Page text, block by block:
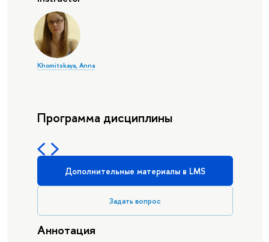
Khomitskaya, Anna
Программа дисциплины
Дополнительные материалы в LMS
Задать вопрос
Аннотация